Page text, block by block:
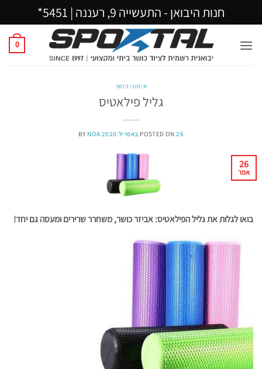
חנות היבואן - התעשייה 9, רעננה | 5451*
0
אימוני כושר
גליל פילאטיס
POSTED ON26 באפריל 2020 BY NOA
26
אפר
בואו לגלות את גליל הפילאטיס: אביזר כושר, משחרר שרירים ומעסה גם יחד!